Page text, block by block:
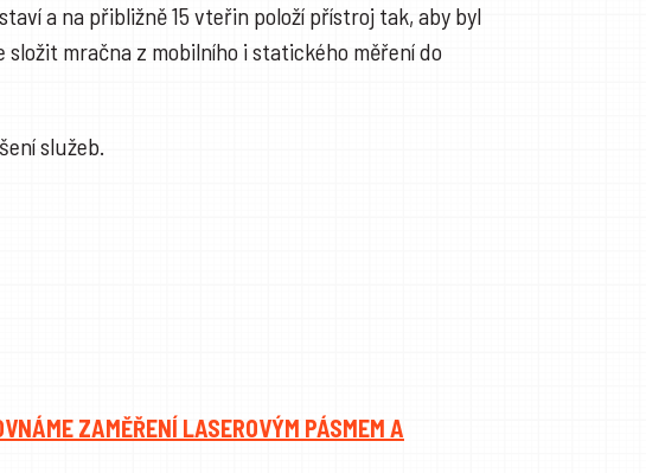
a na přibližně 15 vteřin položí přístroj tak, aby byl
mračna z mobilního i statického měření do
služeb.
ZAMĚŘENÍ LASEROVÝM PÁSMEM A